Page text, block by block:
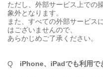
ただし、外部サービス上での
象外となります。
また、すべての外部サービス
はございませんので、
あらかじめご了承ください。
Q iPhone、iPadでも利用で